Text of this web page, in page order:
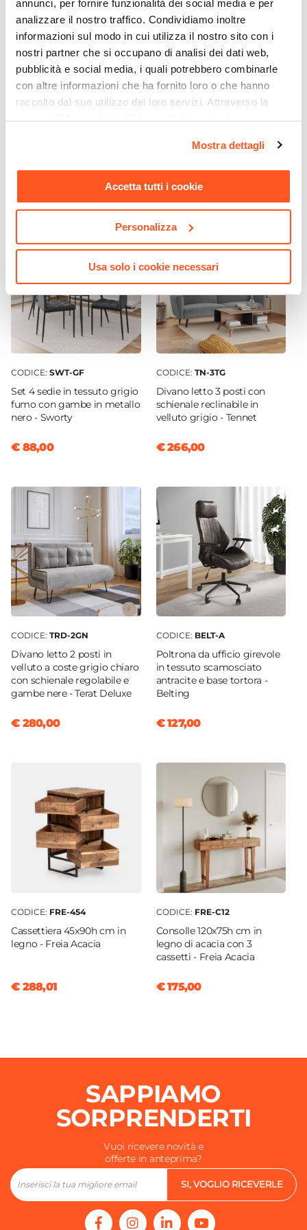
annunci, per fornire funzionalità dei social media e per
analizzare il nostro traffico. Condividiamo inoltre
informazioni sul modo in cui utilizza il nostro sito con i
nostri partner che si occupano di analisi dei dati web,
pubblicità e social media, i quali potrebbero combinarle
con altre informazioni che ha fornito loro o che hanno
raccolto dal suo utilizzo dei loro servizi. Attraverso la
sezione "Mostra dettagli" è possibile gestire le proprie
momento. Per maggiori informazioni si invita a leggere la
nostraCookie Policy.
Mostra dettagli
Accetta tutti i cookie
Personalizza
Usa solo i cookie necessari
2 ante
CODICE: FR-M75 CODICE:FRE-C33
di acacia - Freia Stone
€ 79,00
CODICE: SWT-GF
Set 4 sedie in tessuto grigio
fumo con gambe in metallo
nero - Sworty
€ 88,00
CODICE: TN-3TG
Divano letto 3 posti con
schienale reclinabile in
velluto grigio - Tennet
€ 266,00
CODICE: TRD-2GN
Divano letto 2 posti in
velluto a coste grigio chiaro
con schienale regolabile e
gambe nere - Terat Deluxe
€ 280,00
CODICE: BELT-A
Poltrona da ufficio girevole
in tessuto scamosciato
antracite e base tortora -
Belting
€ 127,00
CODICE: FRE-454
Cassettiera 45x90h cm in
legno - Freia Acacia
€ 288,01
CODICE: FRE-C12
Consolle 120x75h cm in
legno di acacia con 3
cassetti - Freia Acacia
€ 175,00
SAPPIAMO
SORPRENDERTI
Vuoi ricevere novità e
offerte in anteprima?
SI, VOGLIO RICEVERLE